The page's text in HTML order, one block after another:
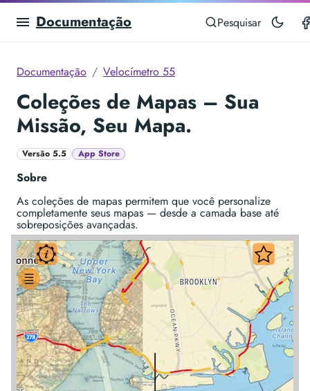
Documentação Pesquisar
Documentação Velocímetro 55
Coleções de Mapas – Sua
Missão, Seu Mapa.
Versão 5.5 App Store
Sobre
As coleções de mapas permitem que você personalize
completamente seus mapas — desde a camada base até
sobreposições avançadas.